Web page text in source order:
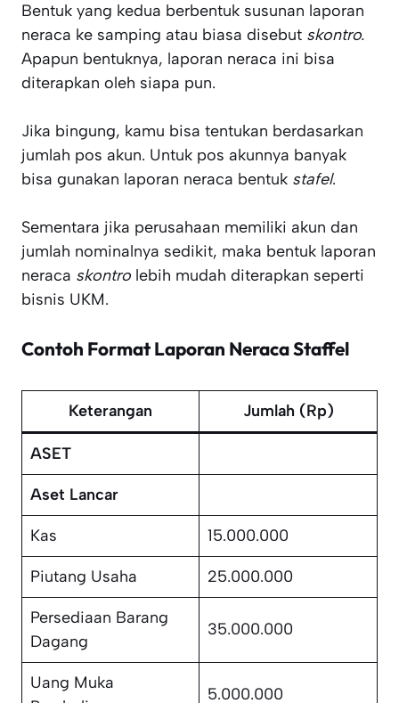
Bentuk yang kedua berbentuk susunan laporan
neraca ke samping atau biasa disebut skontro.
Apapun bentuknya, laporan neraca ini bisa
diterapkan oleh siapa pun.
Jika bingung, kamu bisa tentukan berdasarkan
jumlah pos akun. Untuk pos akunnya banyak
bisa gunakan laporan neraca bentuk stafel.
Sementara jika perusahaan memiliki akun dan
jumlah nominalnya sedikit, maka bentuk laporan
neraca skontro lebih mudah diterapkan seperti
bisnis UKM.
Contoh Format Laporan Neraca Staffel
Keterangan Jumlah (Rp)
ASET
Aset Lancar
Kas 15.000.000
Piutang Usaha 25.000.000
Persediaan Barang
Dagang
35.000.000
Uang Muka
5.000.000